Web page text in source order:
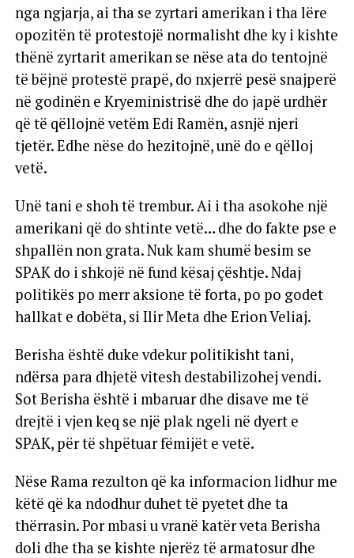
nga ngjarja, ai tha se zyrtari amerikan i tha lëre
opozitën të protestojë normalisht dhe ky i kishte
thënë zyrtarit amerikan se nëse ata do tentojnë
të bëjnë protestë prapë, do nxjerrë pesë snajperë
në godinën e Kryeministrisë dhe do japë urdhër
që të qëllojnë vetëm Edi Ramën, asnjë njeri
tjetër. Edhe nëse do hezitojnë, unë do e qëlloj
vetë.
Unë tani e shoh të trembur. Ai i tha asokohe një
amerikani që do shtinte vetë… dhe do fakte pse e
shpallën non grata. Nuk kam shumë besim se
SPAK do i shkojë në fund kësaj çështje. Ndaj
politikës po merr aksione të forta, po po godet
hallkat e dobëta, si Ilir Meta dhe Erion Veliaj.
Berisha është duke vdekur politikisht tani,
ndërsa para dhjetë vitesh destabilizohej vendi.
Sot Berisha është i mbaruar dhe disave me të
drejtë i vjen keq se një plak ngeli në dyert e
SPAK, për të shpëtuar fëmijët e vetë.
Nëse Rama rezulton që ka informacion lidhur me
këtë që ka ndodhur duhet të pyetet dhe ta
thërrasin. Por mbasi u vranë katër veta Berisha
doli dhe tha se kishte njerëz të armatosur dhe